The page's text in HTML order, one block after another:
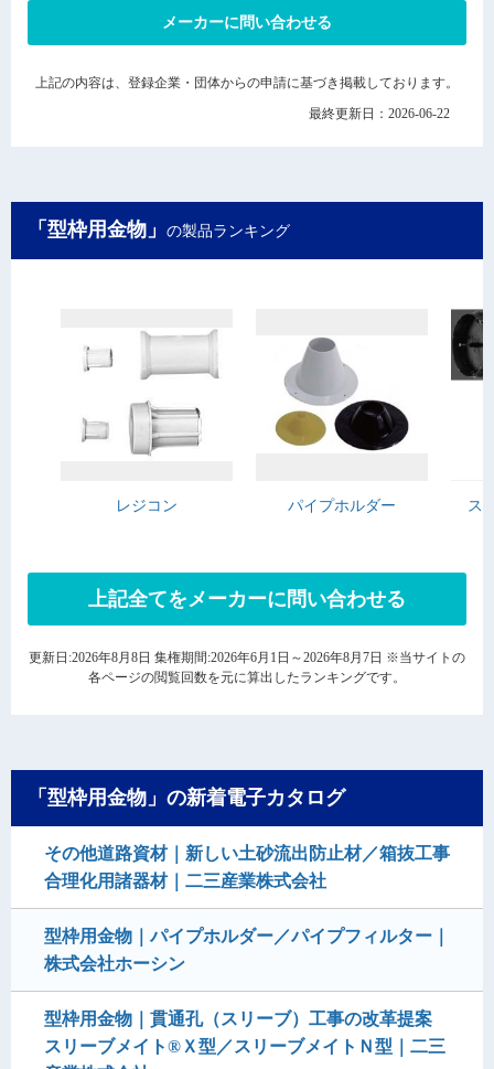
メーカーに問い合わせる
上記の内容は、登録企業・団体からの申請に基づき掲載しております。
最終更新日：2026-06-22
「型枠用金物」 の製品ランキング
レジコン パイプホルダー ス
上記全てをメーカーに問い合わせる
更新日:2026年8月8日 集権期間:2026年6月1日～2026年8月7日 ※当サイトの
各ページの閲覧回数を元に算出したランキングです。
「型枠用金物」の新着電子カタログ
その他道路資材｜新しい土砂流出防止材／箱抜工事
合理化用諸器材｜二三産業株式会社
型枠用金物｜パイプホルダー／パイプフィルター｜
株式会社ホーシン
型枠用金物｜貫通孔（スリーブ）工事の改革提案
スリーブメイト®Ｘ型／スリーブメイトＮ型｜二三